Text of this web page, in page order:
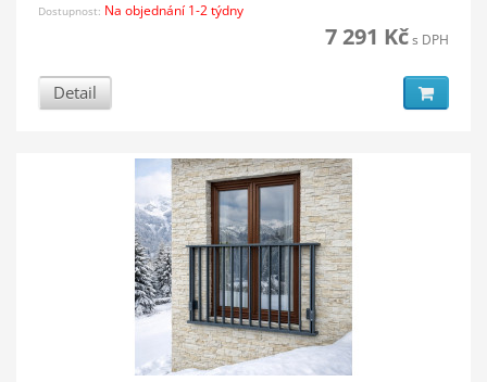
Dostupnost: Na objednání 1-2 týdny
7 291 Kčs DPH
Detail